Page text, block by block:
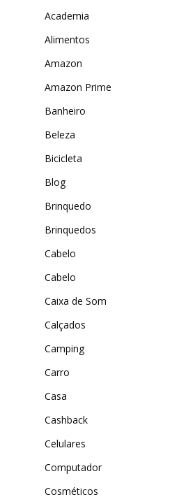
Academia
Alimentos
Amazon
Amazon Prime
Banheiro
Beleza
Bicicleta
Blog
Brinquedo
Brinquedos
Cabelo
Cabelo
Caixa de Som
Calçados
Camping
Carro
Casa
Cashback
Celulares
Computador
Cosméticos